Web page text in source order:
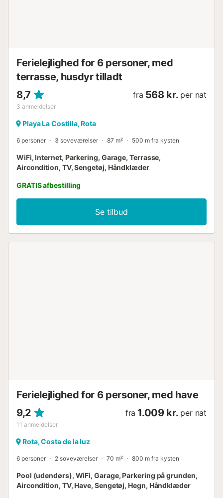
Ferielejlighed for 6 personer, med
terrasse, husdyr tilladt
8,7
3 anmeldelser
fra 568 kr. per nat
Playa La Costilla, Rota
6 personer 3 soveværelser 87 m² 500 m fra kysten
WiFi, Internet, Parkering, Garage, Terrasse,
Aircondition, TV, Sengetøj, Håndklæder
GRATIS afbestilling
Se tilbud
Ferielejlighed for 6 personer, med have
9,2
11 anmeldelser
fra 1.009 kr. per nat
Rota, Costa de la luz
6 personer 2 soveværelser 70 m² 800 m fra kysten
Pool (udendørs), WiFi, Garage, Parkering på grunden,
Aircondition, TV, Have, Sengetøj, Hegn, Håndklæder